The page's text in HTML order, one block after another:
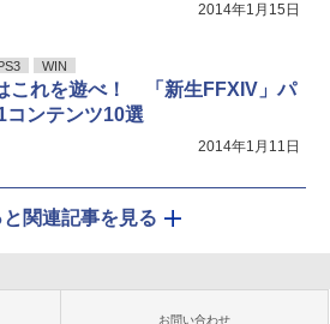
2014年1月15日
WIN
これを遊べ！ 「新生FFXIV」パ
コンテンツ10選
2014年1月11日
と関連記事を見る
お問い合わせ